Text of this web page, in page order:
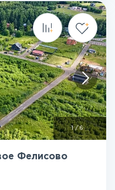
1/6
Фелисово